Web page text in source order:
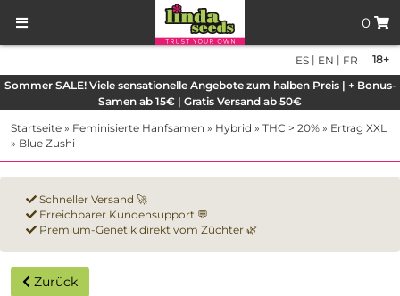
0
18+
ES | EN | FR
Sommer SALE! Viele sensationelle Angebote zum halben Preis | + Bonus-
Samen ab 15€ | Gratis Versand ab 50€
Startseite » Feminisierte Hanfsamen » Hybrid » THC > 20% » Ertrag XXL
» Blue Zushi
Schneller Versand 🚀
Erreichbarer Kundensupport 💬
Premium-Genetik direkt vom Züchter 🌿
Zurück